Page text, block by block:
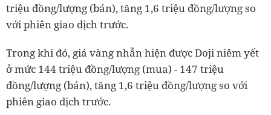
triệu đồng/lượng (bán), tăng 1,6 triệu đồng/lượng so
với phiên giao dịch trước.
Trong khi đó, giá vàng nhẫn hiện được Doji niêm yết
ở mức 144 triệu đồng/lượng (mua) - 147 triệu
đồng/lượng (bán), tăng 1,6 triệu đồng/lượng so với
phiên giao dịch trước.